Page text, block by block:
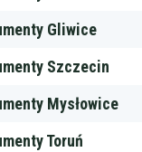
w promieniu
Moja lokalizacja
Gliwice
Szczecin
Mysłowice
Toruń